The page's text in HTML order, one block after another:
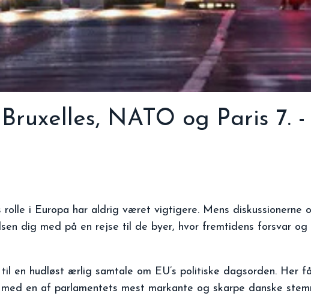
NATO og Paris 7. -
i Europa har aldrig været vigtigere. Mens diskussionerne
dig med på en rejse til de byer, hvor fremtidens forsvar og
til en hudløst ærlig samtale om EU’s politiske dagsorden. Her
en af parlamentets mest markante og skarpe danske